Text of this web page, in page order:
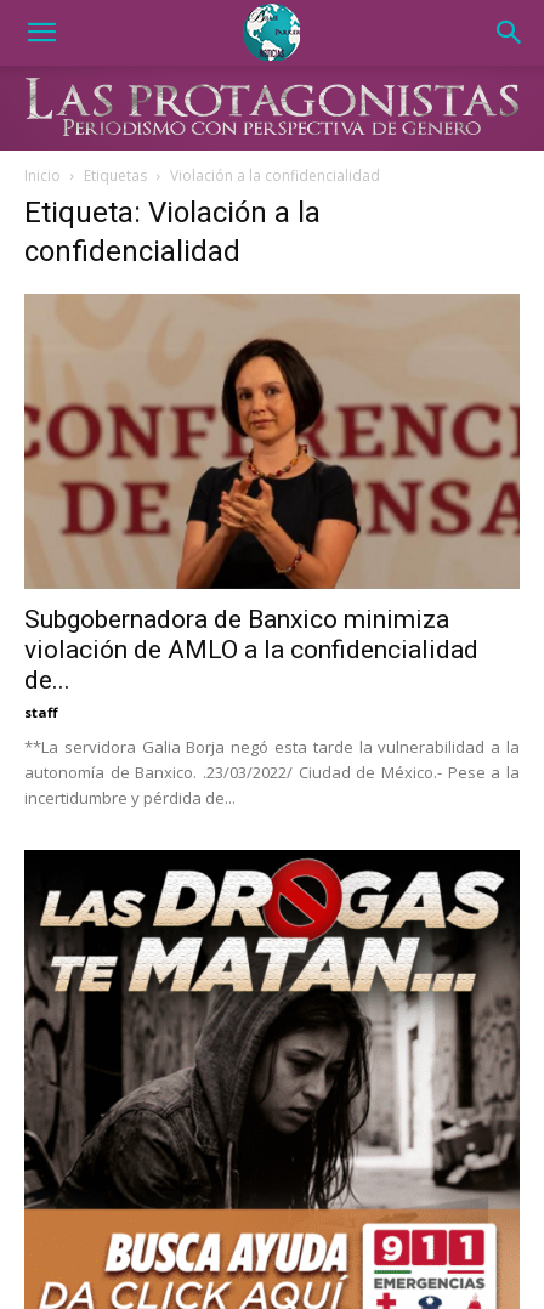
Inicio Etiquetas Violación a la confidencialidad
Etiqueta: Violación a la
confidencialidad
Subgobernadora de Banxico minimiza
violación de AMLO a la confidencialidad
de...
staff
**La servidora Galia Borja negó esta tarde la vulnerabilidad a la
autonomía de Banxico. .23/03/2022/ Ciudad de México.- Pese a la
incertidumbre y pérdida de...